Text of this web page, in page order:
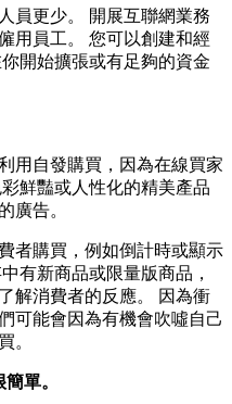
員更少。 開展互聯網業務
用員工。 您可以創建和經
開始擴張或有足夠的資金
用自發購買，因為在線買家
鮮豔或人性化的精美產品
廣告。
者購買，例如倒計時或顯示
有新商品或限量版商品，
解消費者的反應。 因為衝
可能會因為有機會吹噓自己
。
單。